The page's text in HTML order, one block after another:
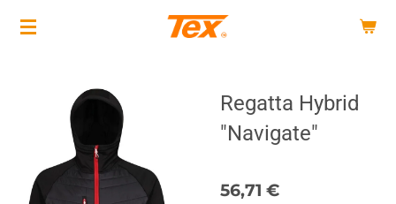
Zum
Regatta Hybrid
"Navigate"
56,71 €